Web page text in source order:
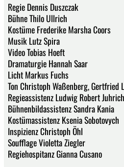
Regie Dennis Duszczak
Bühne Thilo Ullrich
Kostüme Frederike Marsha Coors
Musik Lutz Spira
Video Tobias Hoeft
Dramaturgie Hannah Saar
Licht Markus Fuchs
Ton Christoph Waßenberg, Gertfried
Regieassistenz Ludwig Robert Juhrich
Bühnenbildassistenz Sandra Kania
Kostümassistenz Ksenia Sobotovych
Inspizienz Christoph Öhl
Soufflage Violetta Ziegler
Regiehospitanz Gianna Cusano